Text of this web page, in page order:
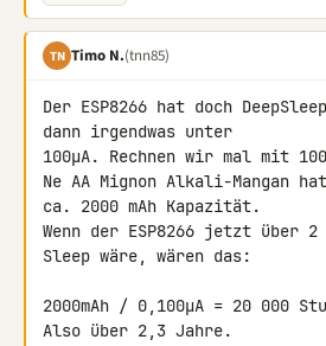
TN Timo N.(tnn85)
Der ESP8266 hat doch
dann irgendwas unter
100µA. Rechnen wir mal mit
Ne AA Mignon Alkali-Mangan
ca. 2000 mAh Kapazität.
Wenn der ESP8266 jetzt über
Sleep wäre, wären das:
2000mAh / 0,100µA = 20 000
Also über 2,3 Jahre.